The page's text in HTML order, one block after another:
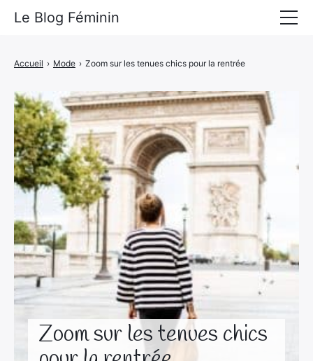
Zoom sur les tenues chics
Accueil › Mode › Zoom sur les tenues chics pour la rentrée
Le Blog Féminin
Mode
Beauté
Bien-être
Voyages
Déco & Maison
Amour